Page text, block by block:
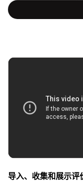
导入、收集和展示